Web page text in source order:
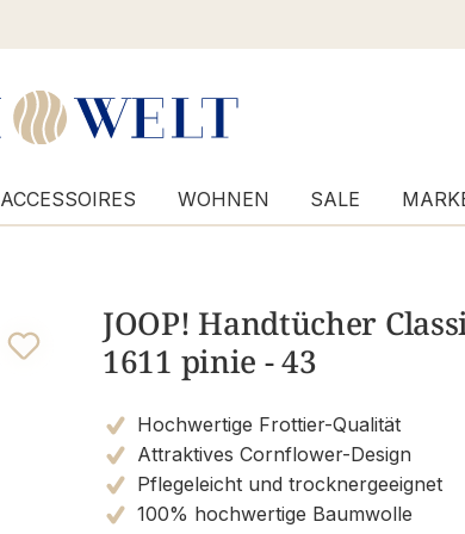
ACCESSOIRES WOHNEN SALE
JOOP! Handtücher
1611 pinie - 43
Hochwertige Frottier-Qualität
Attraktives Cornflower-Design
Pflegeleicht und trocknergeeignet
100% hochwertige Baumwolle